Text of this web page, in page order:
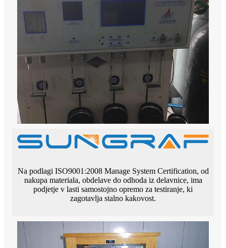
Na podlagi ISO9001:2008 Manage System Certification, od
nakupa materiala, obdelave do odhoda iz delavnice, ima
podjetje v lasti samostojno opremo za testiranje, ki
zagotavlja stalno kakovost.